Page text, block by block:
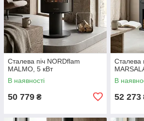
Сталева піч NORDflam
MALMO, 5 кВт
В наявності
50 779 ₴
Сталева
В
52 273